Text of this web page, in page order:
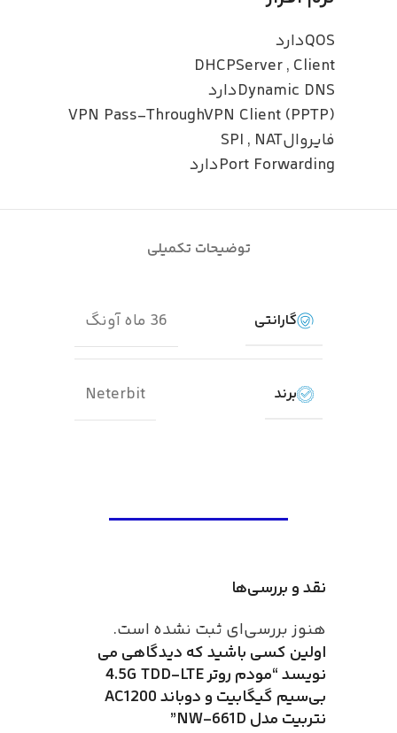
QOSدارد
DHCPServer, Client
Dynamic DNSدارد
VPN Pass-ThroughVPN Client (PPTP)
فایروال
SPI , NAT
Port Forwardingدارد
توضیحات تکمیلی
گارانتی 36 ماه آونگ
برند Neterbit
نقد و بررسی‌ها
هنوز بررسی‌ای ثبت نشده است.
اولین کسی باشید که دیدگاهی می
نویسد “مودم روتر 4.5G TDD-LTE
بی‌سیم گیگابیت و دوباند AC1200
نتربیت مدل NW-661D”